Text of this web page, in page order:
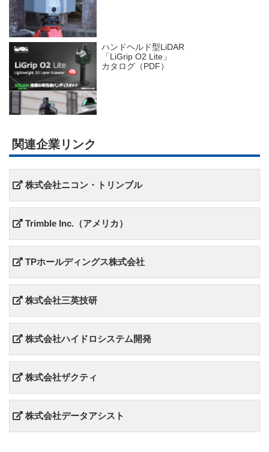
ハンドヘルド型LiDAR
「LiGrip O2 Lite」
カタログ（PDF）
関連企業リンク
株式会社ニコン・トリンブル
Trimble Inc.（アメリカ）
TPホールディングス株式会社
株式会社三英技研
株式会社ハイドロシステム開発
株式会社ザクティ
株式会社データアシスト